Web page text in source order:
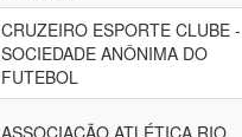
CRUZEIRO ESPORTE CLUBE -
SOCIEDADE ANÔNIMA DO
FUTEBOL
ASSOCIAÇÃO ATLÉTICA RIO